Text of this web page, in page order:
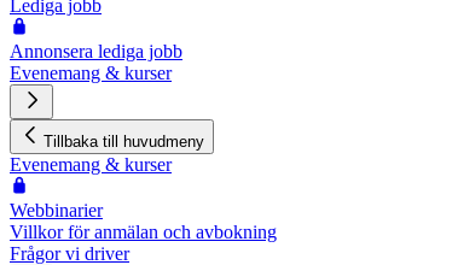
Lediga jobb
Annonsera lediga jobb
Evenemang & kurser
Tillbaka till huvudmeny
Evenemang & kurser
Webbinarier
Villkor för anmälan och avbokning
Frågor vi driver